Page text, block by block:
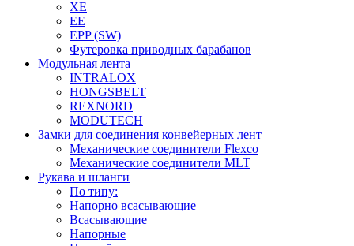
XE
EE
EPP (SW)
Футеровка приводных барабанов
Модульная лента
INTRALOX
HONGSBELT
REXNORD
MODUTECH
Замки для соединения конвейерных лент
Механические соединители Flexco
Механические соединители MLT
Рукава и шланги
По типу:
Напорно всасывающие
Всасывающие
Напорные